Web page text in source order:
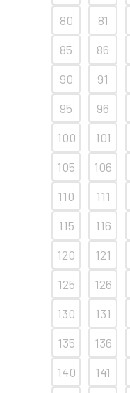
80
81
85
86
90
91
95
96
100
101
105
106
110
111
115
116
120
121
125
126
130
131
135
136
140
141